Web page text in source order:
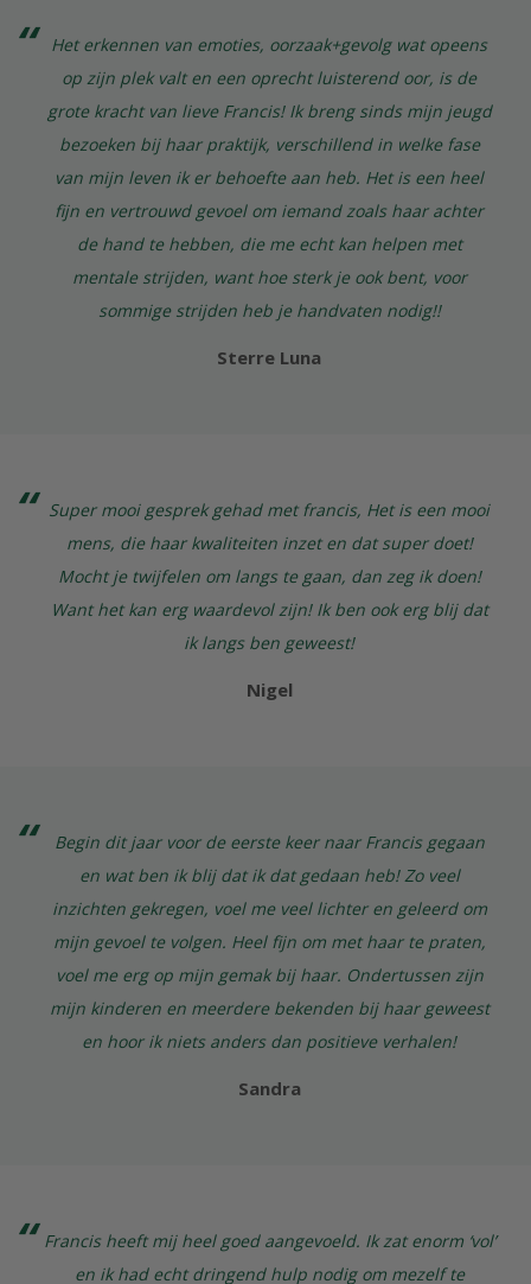
Het erkennen van emoties, oorzaak+gevolg wat opeens
op zijn plek valt en een oprecht luisterend oor, is de
grote kracht van lieve Francis! Ik breng sinds mijn jeugd
bezoeken bij haar praktijk, verschillend in welke fase
van mijn leven ik er behoefte aan heb. Het is een heel
fijn en vertrouwd gevoel om iemand zoals haar achter
de hand te hebben, die me echt kan helpen met
mentale strijden, want hoe sterk je ook bent, voor
sommige strijden heb je handvaten nodig!!
Sterre Luna
Super mooi gesprek gehad met francis, Het is een mooi
mens, die haar kwaliteiten inzet en dat super doet!
Mocht je twijfelen om langs te gaan, dan zeg ik doen!
Want het kan erg waardevol zijn! Ik ben ook erg blij dat
ik langs ben geweest!
Nigel
Begin dit jaar voor de eerste keer naar Francis gegaan
en wat ben ik blij dat ik dat gedaan heb! Zo veel
inzichten gekregen, voel me veel lichter en geleerd om
mijn gevoel te volgen. Heel fijn om met haar te praten,
voel me erg op mijn gemak bij haar. Ondertussen zijn
mijn kinderen en meerdere bekenden bij haar geweest
en hoor ik niets anders dan positieve verhalen!
Sandra
Francis heeft mij heel goed aangevoeld. Ik zat enorm ‘vol’
en ik had echt dringend hulp nodig om mezelf te